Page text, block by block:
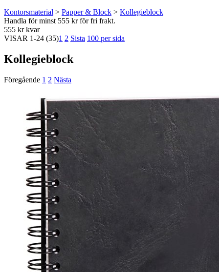
Kontorsmaterial > Papper & Block > Kollegieblock
Handla för minst 555 kr för fri frakt.
555 kr kvar
VISAR 1-24 (35)1 2 Sista 100 per sida
Kollegieblock
Föregående 1 2 Nästa